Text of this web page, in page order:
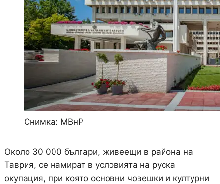
Снимка: МВнР
Около 30 000 българи, живеещи в района на
Таврия, се намират в условията на руска
окупация, при която основни човешки и културни